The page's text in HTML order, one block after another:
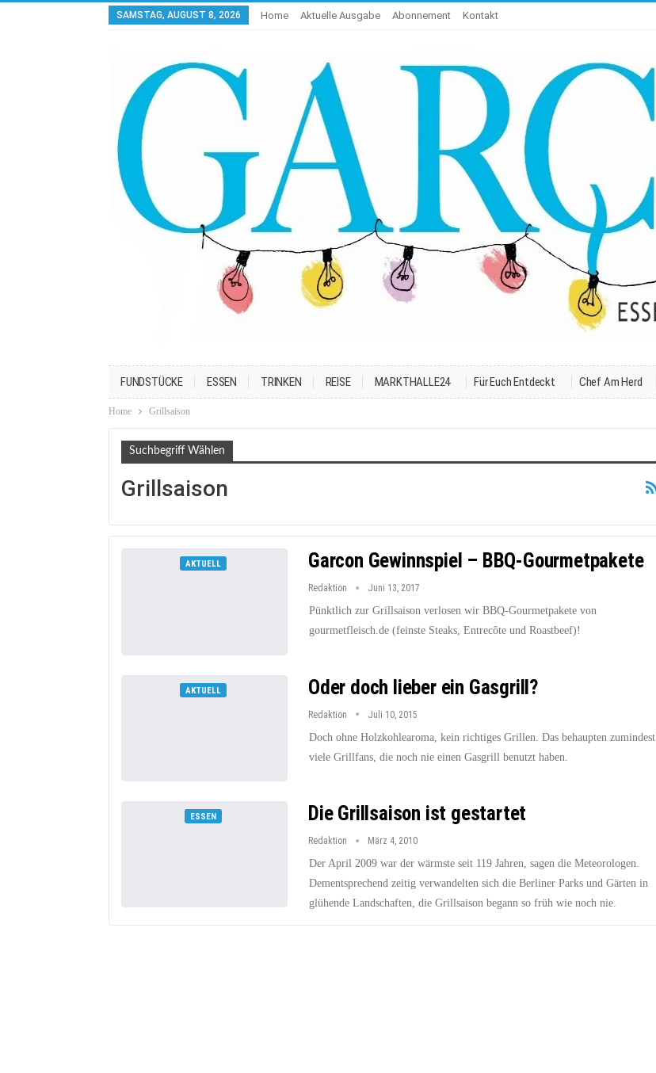
SAMSTAG, AUGUST 8, 2026 Home Aktuelle Ausgabe Abonnement Kontakt
FUNDSTÜCKE ESSEN TRINKEN REISE MARKTHALLE24 Für Euch Entdeckt Chef Am Herd
Home Grillsaison
Suchbegriff Wählen
Grillsaison
AKTUELL Garcon Gewinnspiel – BBQ-Gourmetpakete
Redaktion Juni 13, 2017
Pünktlich zur Grillsaison verlosen wir BBQ-Gourmetpakete von
gourmetfleisch.de (feinste Steaks, Entrecôte und Roastbeef)!
AKTUELL Oder doch lieber ein Gasgrill?
Redaktion Juli 10, 2015
Doch ohne Holzkohlearoma, kein richtiges Grillen. Das behaupten zumindest
viele Grillfans, die noch nie einen Gasgrill benutzt haben.
ESSEN Die Grillsaison ist gestartet
Redaktion März 4, 2010
Der April 2009 war der wärmste seit 119 Jahren, sagen die Meteorologen.
Dementsprechend zeitig verwandelten sich die Berliner Parks und Gärten in
glühende Landschaften, die Grillsaison begann so früh wie noch nie.